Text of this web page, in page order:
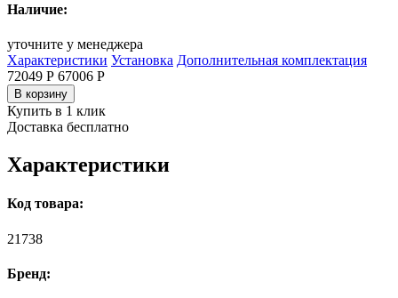
Наличие:
уточните у менеджера
Характеристики Установка Дополнительная комплектация
72049 Р 67006 Р
В корзину
Купить в 1 клик
Доставка бесплатно
Характеристики
Код товара:
21738
Бренд: